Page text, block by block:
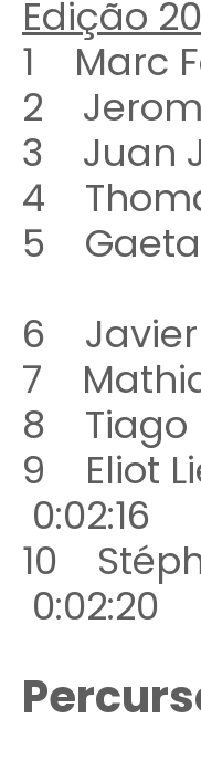
Edição
1 Marc
2
3 Juan
4
5
6 Javier
7
8 Tiago
9 Eliot
0:02:16
10
0:02:20